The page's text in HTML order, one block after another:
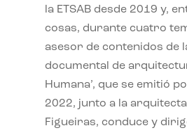
la ETSAB desde 2019 y,
cosas, durante cuatro
asesor de contenidos de
documental de
Humana’, que se emitió
2022, junto a la
Figueiras, conduce y